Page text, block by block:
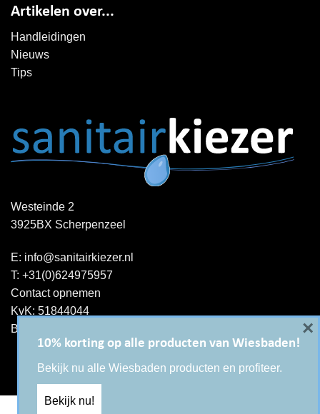
Artikelen over...
Handleidingen
Nieuws
Tips
Westeinde 2
3925BX Scherpenzeel
E: info@sanitairkiezer.nl
T: +31(0)624975957
Contact opnemen
KvK: 51844044
BTW-ID : NL001344060B15
Copyright 2026 ©
10% korting op alle producten van Wiesbaden!
Bekijk nu alle Wiesbaden producten en profiteer.
Bekijk nu!
×